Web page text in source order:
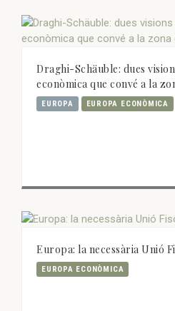
Draghi-Schäuble: dues
econòmica que convé a la
EUROPA EUROPA ECONÒMICA
Europa: la necessària Unió
EUROPA ECONÒMICA